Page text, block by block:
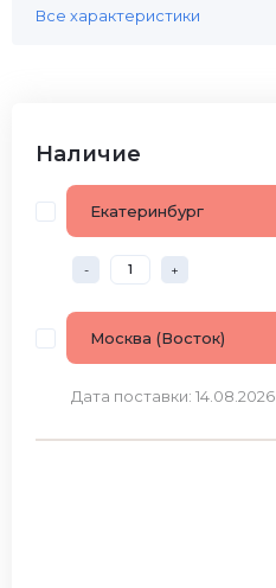
Все характеристики
Наличие
Екатеринбург
- +
Москва (Восток)
Дата поставки: 14.08.2026